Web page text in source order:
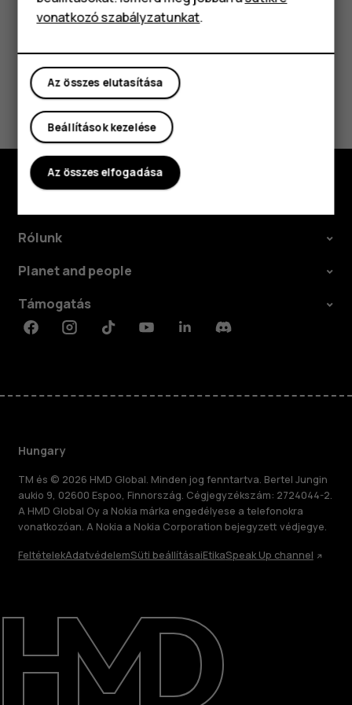
Táblagépek
Rólunk
Javítás, újrafelhasználás, újrahasznosítás
Támogatás
Hasznosnak találtad?
Igen Nem
Rólunk
Planet and people
Támogatás
FacebookInstagramTiktokYoutubeLinkedinDiscord
Hungary
TM és © 2026 HMD Global. Minden jog fenntartva. Bertel Jungin
aukio 9, 02600 Espoo, Finnország. Cégjegyzékszám: 2724044-2.
A HMD Global Oy a Nokia márka engedélyese a telefonokra
vonatkozóan. A Nokia a Nokia Corporation bejegyzett védjegye.
FeltételekAdatvédelemSüti beállításaiEtikaSpeak Up channel
vonatkozó szabályzatunkat.
Az összes elutasítása
Beállítások kezelése
Az összes elfogadása